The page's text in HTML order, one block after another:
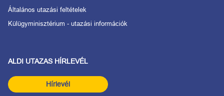
Általános utazási feltételek
Külügyminisztérium - utazási információk
ALDI UTAZAS HÍRLEVÉL
Hírlevél